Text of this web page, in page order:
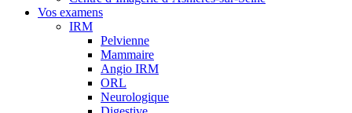
Vos examens
IRM
Pelvienne
Mammaire
Angio IRM
ORL
Neurologique